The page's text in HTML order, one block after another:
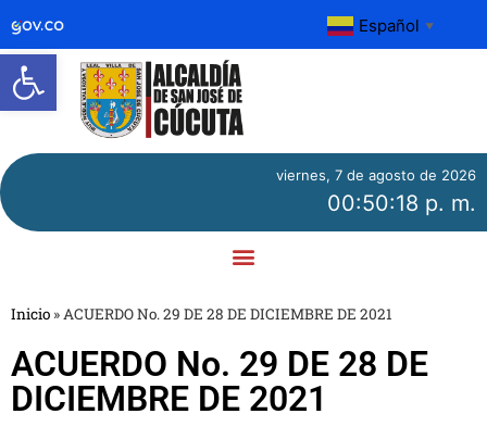
Abrir barra de herramientas
Español ▼
viernes, 7 de agosto de 2026
00:50:18 p. m.
Inicio » ACUERDO No. 29 DE 28 DE DICIEMBRE DE 2021
ACUERDO No. 29 DE 28 DE
DICIEMBRE DE 2021